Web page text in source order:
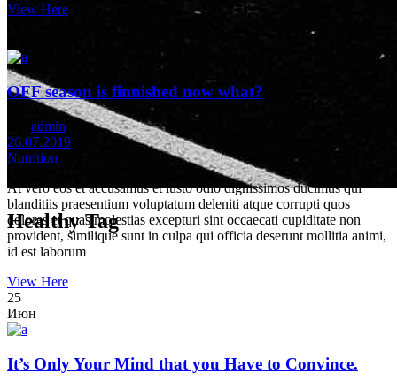
Healthy Tag
View Here
OFF season is finnished now what?
admin
26.07.2019
Nutrition
At vero eos et accusamus et iusto odio dignissimos ducimus qui
blanditiis praesentium voluptatum deleniti atque corrupti quos
dolores et quas molestias excepturi sint occaecati cupiditate non
provident, similique sunt in culpa qui officia deserunt mollitia animi,
id est laborum
View Here
25
Июн
It’s Only Your Mind that you Have to Convince.